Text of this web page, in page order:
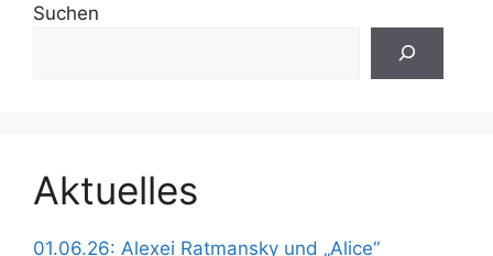
Suchen
Aktuelles
01.06.26: Alexei Ratmansky und „Alice“